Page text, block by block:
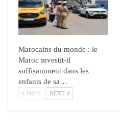
Marocains du monde : le
Maroc investit-il
suffisamment dans les
enfants de sa…
PREV NEXT